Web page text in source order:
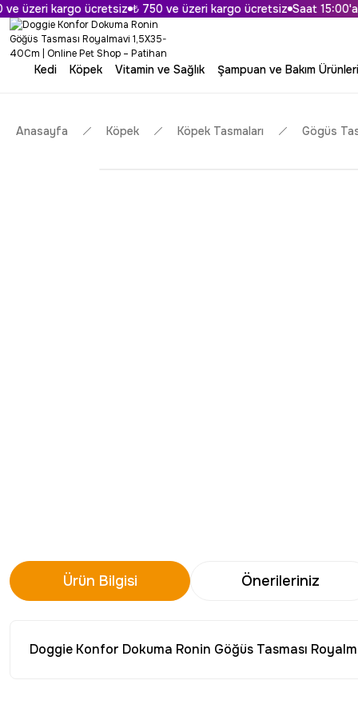
üzeri kargo ücretsiz ₺ 750 ve üzeri kargo ücretsiz Saat 15:00'a
Kedi Köpek Vitamin ve Sağlık Şampuan ve Bakım Ürünleri
Anasayfa Köpek Köpek Tasmaları Gögüs
Ürün Bilgisi Önerileriniz
Doggie Konfor Dokuma Ronin Göğüs Tasması